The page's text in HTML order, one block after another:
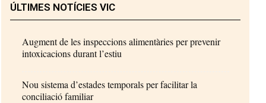
ÚLTIMES NOTÍCIES VIC
Augment de les inspeccions alimentàries per prevenir
intoxicacions durant l’estiu
Nou sistema d’estades temporals per facilitar la
conciliació familiar